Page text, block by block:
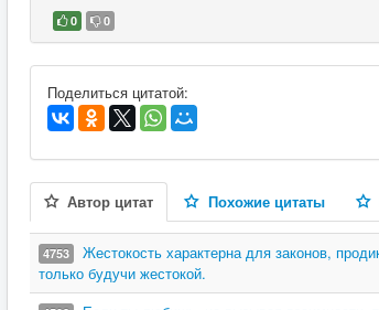
0 0
В избранное
Поделиться цитатой:
Автор цитат Похожие цитаты
4753
Жестокость характерна для законов,
только будучи жестокой.